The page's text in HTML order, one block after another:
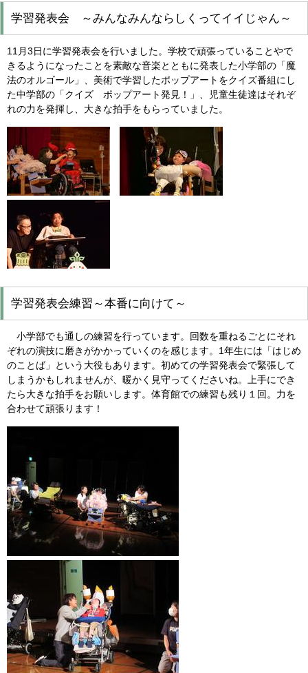
学習発表会 ～みんなみんならしくってイイじゃん～
11月3日に学習発表会を行いました。学校で頑張っていることやで
きるようになったことを素敵な音楽とともに発表した小学部の「魔
法のオルゴール」、美術で学習したポップアートをクイズ番組にし
た中学部の「クイズ ポップアート発見！」、児童生徒達はそれぞ
れの力を発揮し、大きな拍手をもらっていました。
学習発表会練習～本番に向けて～
小学部でも通しの練習を行っています。回数を重ねるごとにそれ
ぞれの演技に磨きがかかっていくのを感じます。 1年生には「はじめ
のことば」という大役もあります。初めての学習発表会で緊張して
しまうかもしれませんが、暖かく見守ってくださいね。上手にでき
たら大きな拍手をお願いします。体育館での練習も残り１回。力を
合わせて頑張ります！